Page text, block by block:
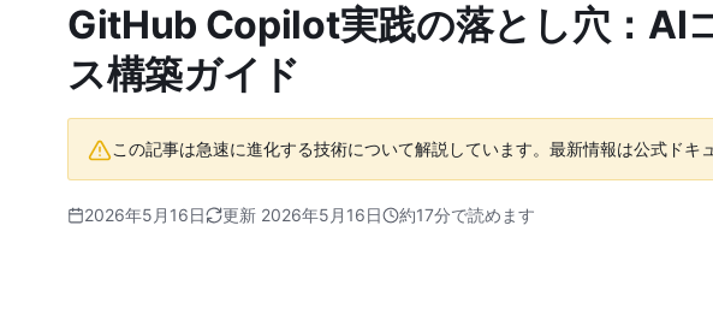
GitHub Copilot実践の落とし穴：AI
ス構築ガイド
この記事は急速に進化する技術について解説しています。最新情報は公式ドキ
2026年5月16日 更新 2026年5月16日 約17分で読めます